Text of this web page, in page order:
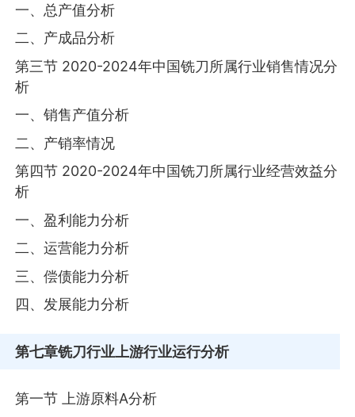
一、总产值分析
二、产成品分析
第三节 2020-2024年中国铣刀所属行业销售情况分
析
一、销售产值分析
二、产销率情况
第四节 2020-2024年中国铣刀所属行业经营效益分
析
一、盈利能力分析
二、运营能力分析
三、偿债能力分析
四、发展能力分析
第七章铣刀行业上游行业运行分析
第一节 上游原料A分析